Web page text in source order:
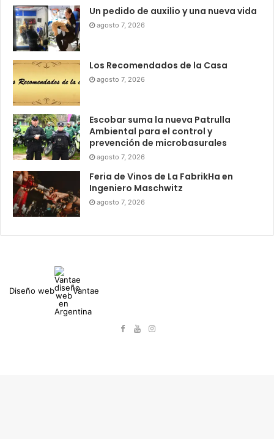
Un pedido de auxilio y una nueva vida
agosto 7, 2026
Los Recomendados de la Casa
agosto 7, 2026
Escobar suma la nueva Patrulla
Ambiental para el control y
prevención de microbasurales
agosto 7, 2026
Feria de Vinos de La FabrikHa en
Ingeniero Maschwitz
agosto 7, 2026
Diseño web Vantae